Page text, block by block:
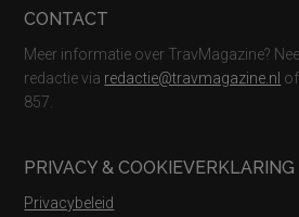
CONTACT
Meer informatie over TravMagazine?
redactie via redactie@travmagazine.nl
857.
PRIVACY & COOKIEVERKLARING
Privacybeleid